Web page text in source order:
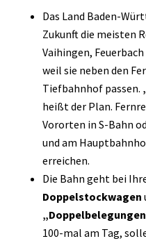
Das Land Baden-
Zukunft die meisten
Vaihingen,
weil sie neben den
Tiefbahnhof passen.
heißt der Plan.
Vororten in S-Bahn
und am
erreichen.
Die Bahn geht bei
Doppelstockwagen
100-mal am Tag,